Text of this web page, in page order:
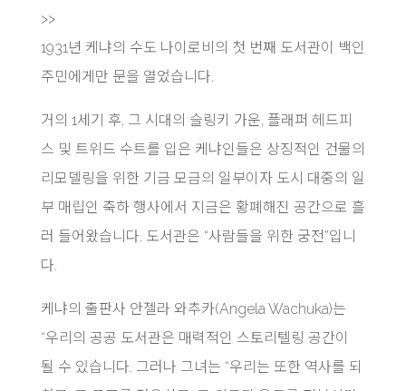
>>
1931년 케냐의 수도 나이로비의 첫 번째 도서관이 백인
주민에게만 문을 열었습니다.
거의 1세기 후, 그 시대의 슬링키 가운, 플래퍼 헤드피
스 및 트위드 수트를 입은 케냐인들은 상징적인 건물의
리모델링을 위한 기금 모금의 일부이자 도시 대중의 일
부 매립인 축하 행사에서 지금은 황폐해진 공간으로 흘
러 들어왔습니다. 도서관은 “사람들을 위한 궁전”입니
다.
케냐의 출판사 안젤라 와추카(Angela Wachuka)는
“우리의 공공 도서관은 매력적인 스토리텔링 공간이
될 수 있습니다. 그러나 그녀는 “우리는 또한 역사를 되